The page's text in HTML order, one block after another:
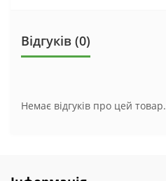
Відгуків (0)
Немає відгуків про цей товар.